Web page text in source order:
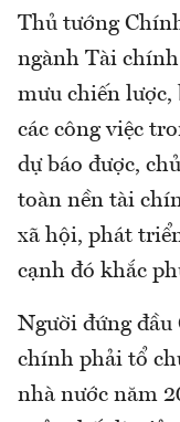
Thủ tướng
ngành Tài
mưu chiến lược,
các công việc
dự báo được,
toàn nền tài
xã hội, phát
cạnh đó khắc
Người đứng
chính phải tổ
nhà nước năm